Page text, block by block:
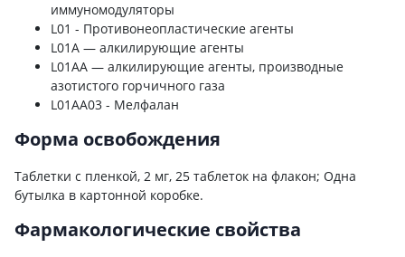
иммуномодуляторы
L01 - Противонеопластические агенты
L01A — алкилирующие агенты
L01AA — алкилирующие агенты, производные
азотистого горчичного газа
L01AA03 - Мелфалан
Форма освобождения
Таблетки с пленкой, 2 мг, 25 таблеток на флакон; Одна
бутылка в картонной коробке.
Фармакологические свойства